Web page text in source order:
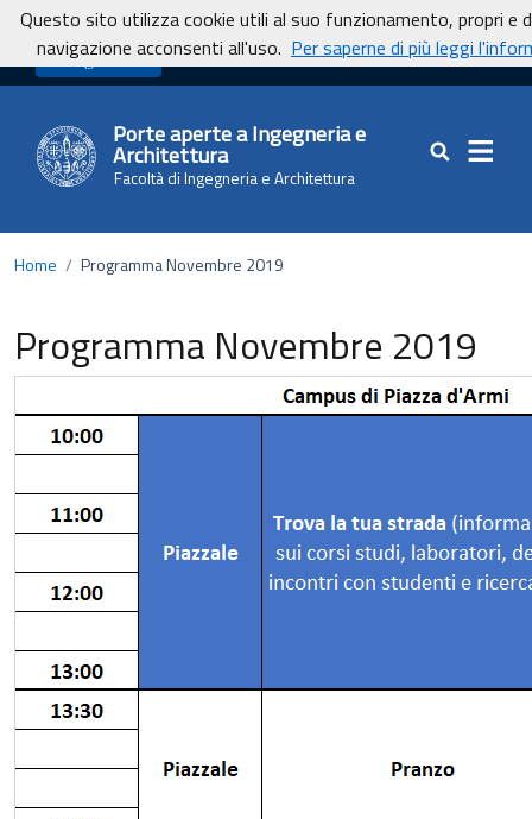
Vai ai contenuti
Vai al footer
UnicaNews
Porte aperte a Ingegneria e
Architettura
Facoltà di Ingegneria e Architettura
Cerca nel sito
Home / Programma Novembre 2019
Programma Novembre 2019
Questo sito utilizza cookie utili al suo funzionamento, propri e
navigazione acconsenti all'uso. Per saperne di più leggi